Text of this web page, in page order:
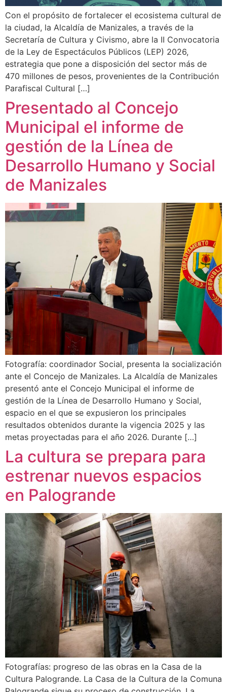
Con el propósito de fortalecer el ecosistema cultural de
la ciudad, la Alcaldía de Manizales, a través de la
Secretaría de Cultura y Civismo, abre la II Convocatoria
de la Ley de Espectáculos Públicos (LEP) 2026,
estrategia que pone a disposición del sector más de
470 millones de pesos, provenientes de la Contribución
Parafiscal Cultural […]
Presentado al Concejo
Municipal el informe de
gestión de la Línea de
Desarrollo Humano y Social
de Manizales
Fotografía: coordinador Social, presenta la socialización
ante el Concejo de Manizales. La Alcaldía de Manizales
presentó ante el Concejo Municipal el informe de
gestión de la Línea de Desarrollo Humano y Social,
espacio en el que se expusieron los principales
resultados obtenidos durante la vigencia 2025 y las
metas proyectadas para el año 2026. Durante […]
La cultura se prepara para
estrenar nuevos espacios
en Palogrande
Fotografías: progreso de las obras en la Casa de la
Cultura Palogrande. La Casa de la Cultura de la Comuna